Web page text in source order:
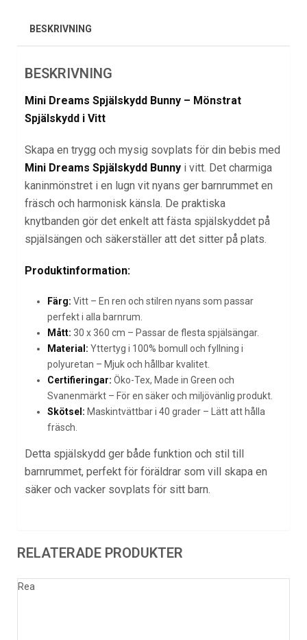
BESKRIVNING
BESKRIVNING
Mini Dreams Spjälskydd Bunny – Mönstrat
Spjälskydd i Vitt
Skapa en trygg och mysig sovplats för din bebis med
Mini Dreams Spjälskydd Bunny i vitt. Det charmiga
kaninmönstret i en lugn vit nyans ger barnrummet en
fräsch och harmonisk känsla. De praktiska
knytbanden gör det enkelt att fästa spjälskyddet på
spjälsängen och säkerställer att det sitter på plats.
Produktinformation:
Färg: Vitt – En ren och stilren nyans som passar
perfekt i alla barnrum.
Mått: 30 x 360 cm – Passar de flesta spjälsängar.
Material: Yttertyg i 100% bomull och fyllning i
polyuretan – Mjuk och hållbar kvalitet.
Certifieringar: Öko-Tex, Made in Green och
Svanenmärkt – För en säker och miljövänlig produkt.
Skötsel: Maskintvättbar i 40 grader – Lätt att hålla
fräsch.
Detta spjälskydd ger både funktion och stil till
barnrummet, perfekt för föräldrar som vill skapa en
säker och vacker sovplats för sitt barn.
RELATERADE PRODUKTER
Rea